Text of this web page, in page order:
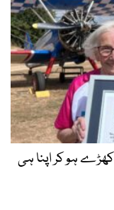
کھڑے ہو کر اپنا ہی